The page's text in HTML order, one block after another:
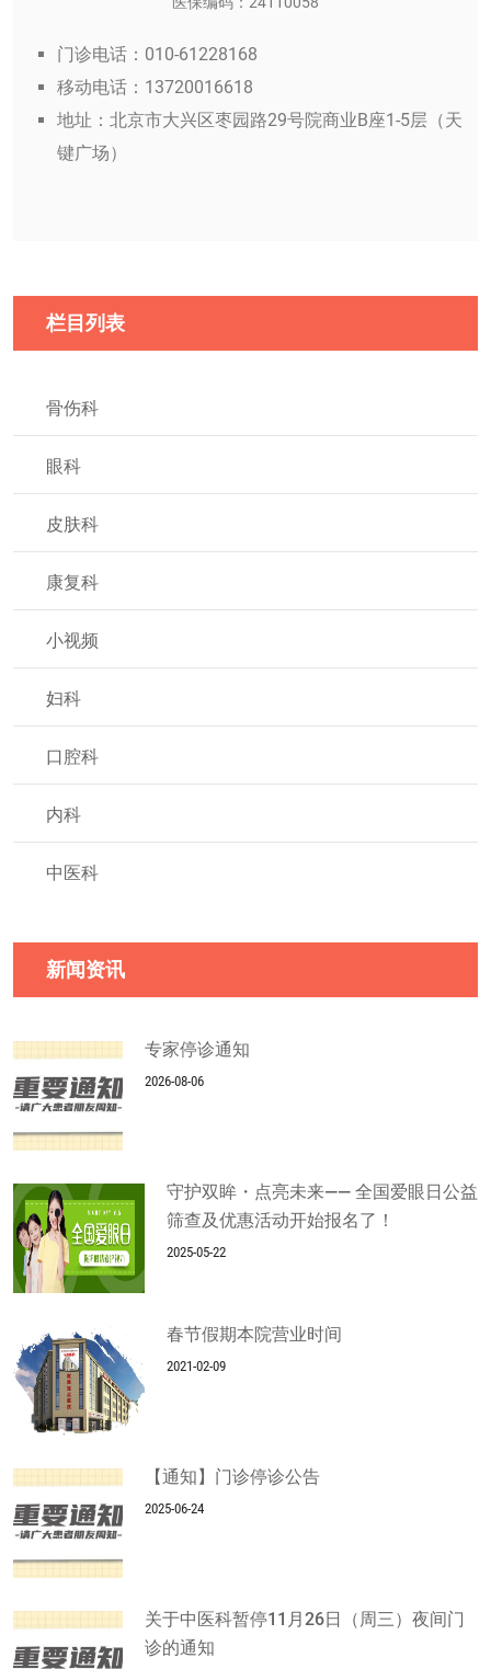
门诊电话：010-61228168
移动电话：13720016618
地址：北京市大兴区枣园路29号院商业B座1-5层（天
键广场）
栏目列表
骨伤科
眼科
皮肤科
康复科
小视频
妇科
口腔科
内科
中医科
新闻资讯
专家停诊通知
2026-08-06
守护双眸・点亮未来—— 全国爱眼日公益
筛查及优惠活动开始报名了！
2025-05-22
春节假期本院营业时间
2021-02-09
【通知】门诊停诊公告
2025-06-24
关于中医科暂停11月26日（周三）夜间门
诊的通知